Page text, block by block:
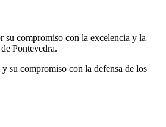
su compromiso con la excelencia y la
Pontevedra.
su compromiso con la defensa de los